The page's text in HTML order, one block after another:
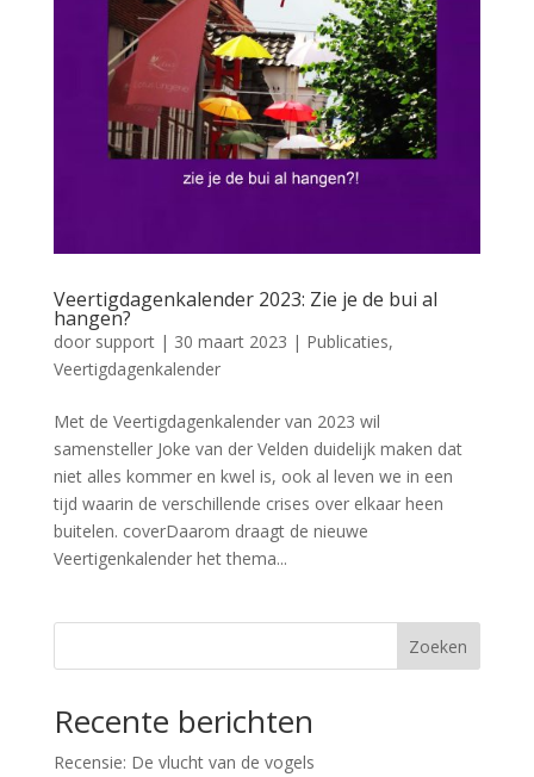
Veertigdagenkalender 2023: Zie je de bui al
hangen?
door support| 30 maart 2023 | Publicaties,
Veertigdagenkalender
Met de Veertigdagenkalender van 2023 wil
samensteller Joke van der Velden duidelijk maken dat
niet alles kommer en kwel is, ook al leven we in een
tijd waarin de verschillende crises over elkaar heen
buitelen. coverDaarom draagt de nieuwe
Veertigenkalender het thema...
Zoeken
Recente berichten
Recensie: De vlucht van de vogels